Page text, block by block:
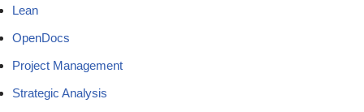
Lean
OpenDocs
Project Management
Strategic Analysis